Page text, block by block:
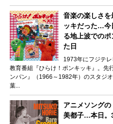
音楽の楽しさ
ッキだった…今
る地上波での
た日
1973年にフジテ
教育番組『ひらけ！ポンキッキ』。先
ンパン』（1966～1982年）のスタジ
葉...
アニメソング
美都子…本日。